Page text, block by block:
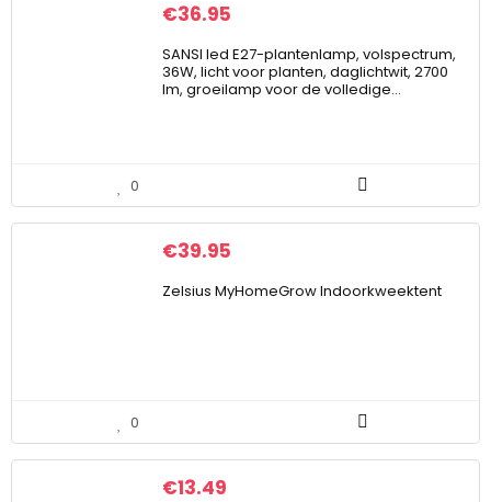
€36.95
SANSI led E27-plantenlamp, volspectrum,
36W, licht voor planten, daglichtwit, 2700
lm, groeilamp voor de volledige…
0
€39.95
Zelsius MyHomeGrow Indoorkweektent
0
€13.49